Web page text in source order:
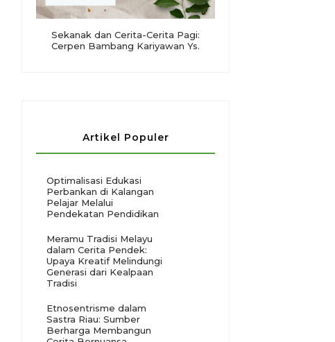
Sekanak dan Cerita-Cerita Pagi:
Cerpen Bambang Kariyawan Ys.
Artikel Populer
Optimalisasi Edukasi
Perbankan di Kalangan
Pelajar Melalui
Pendekatan Pendidikan
Meramu Tradisi Melayu
dalam Cerita Pendek:
Upaya Kreatif Melindungi
Generasi dari Kealpaan
Tradisi
Etnosentrisme dalam
Sastra Riau: Sumber
Berharga Membangun